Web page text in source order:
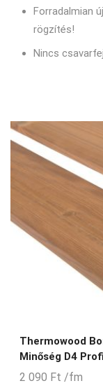
Forradalmian
rögzítés!
Nincs
Thermowood
Minőség D4 Profil
2 090 Ft /fm